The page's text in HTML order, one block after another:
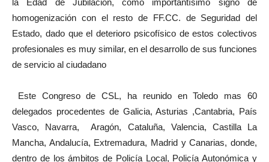
homogenización con el resto de FF.CC. de Seguridad del
Estado, dado que el deterioro psicofísico de estos colectivos
profesionales es muy similar, en el desarrollo de sus funciones
de servicio al ciudadano
Este Congreso de CSL, ha reunido en Toledo mas 60
delegados procedentes de Galicia, Asturias ,Cantabria, País
Vasco, Navarra, Aragón, Cataluña, Valencia, Castilla La
Mancha, Andalucía, Extremadura, Madrid y Canarias, donde,
dentro de los ámbitos de Policía Local, Policía Autonómica y